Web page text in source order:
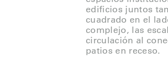
edificios juntos
cuadrado en el
complejo, las
circulación al
patios en receso.